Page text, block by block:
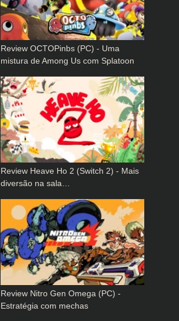
Review OCTOPinbs (PC) - Uma
mistura de Among Us com Splatoon
Review Heave Ho 2 (Switch 2) - Mais
diversão na sala…
Review Nitro Gen Omega (PC) -
Estratégia com mechas